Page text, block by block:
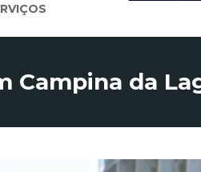
Campina da